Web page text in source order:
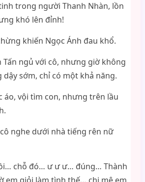
trong người Thanh Nhàn, lồn
khó lên đỉnh!
khiến Ngọc Ánh đau khổ.
Tấn ngủ với cô, nhưng giờ không
dậy sớm, chỉ có một khả năng.
áo, vội tìm con, nhưng trên lầu
nghe dưới nhà tiếng rên nữ
chỗ đó… ư ư ư… đúng… Thành